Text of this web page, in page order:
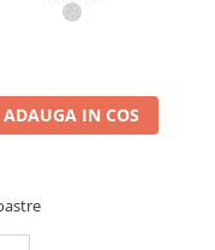
ADAUGA IN COS